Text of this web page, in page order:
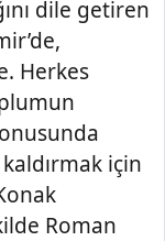
dile getiren
Herkes
kaldırmak için
Roman